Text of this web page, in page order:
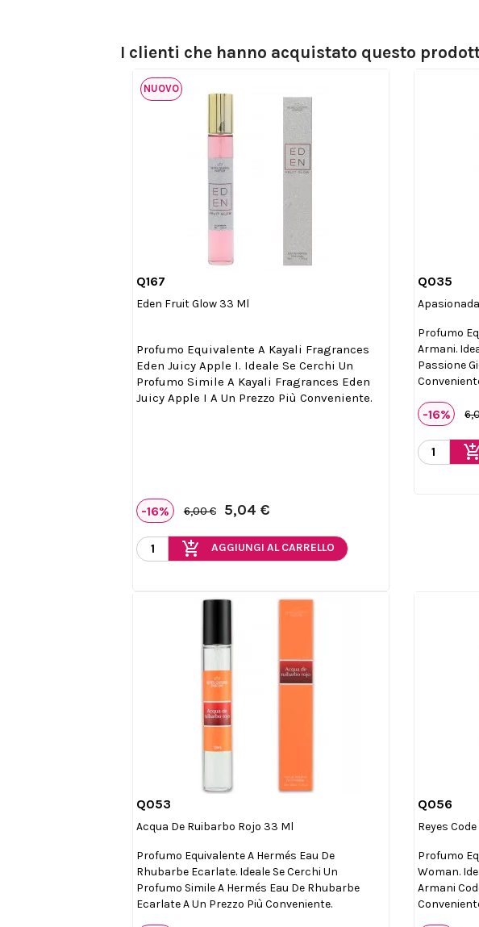
I clienti che hanno acquistato questo
Q167
Eden Fruit Glow 33 Ml
Profumo Equivalente A Kayali Fragrances
Eden Juicy Apple I. Ideale Se Cerchi Un
Profumo Simile A Kayali Fragrances Eden
Juicy Apple I A Un Prezzo Più Conveniente.
-16% 6,00 € 5,04 €
add_shopping_cart AGGIUNGI AL CARRELLO
NUOVO
Q035
Profumo
Armani.
Passione
-16%
add_shopping_cart
Q053
Acqua De Ruibarbo Rojo 33 Ml
Profumo Equivalente A Hermés Eau De
Rhubarbe Ecarlate. Ideale Se Cerchi Un
Profumo Simile A Hermés Eau De Rhubarbe
Ecarlate A Un Prezzo Più Conveniente.
Q056
Reyes
Profumo
Woman.
Armani